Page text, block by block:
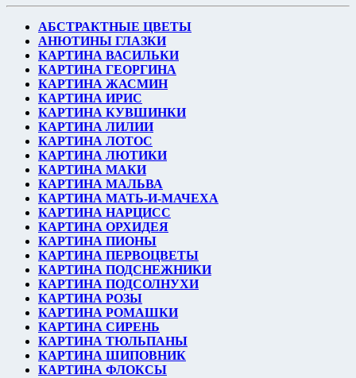
АБСТРАКТНЫЕ ЦВЕТЫ
АНЮТИНЫ ГЛАЗКИ
КАРТИНА ВАСИЛЬКИ
КАРТИНА ГЕОРГИНА
КАРТИНА ЖАСМИН
КАРТИНА ИРИС
КАРТИНА КУВШИНКИ
КАРТИНА ЛИЛИИ
КАРТИНА ЛОТОС
КАРТИНА ЛЮТИКИ
КАРТИНА МАКИ
КАРТИНА МАЛЬВА
КАРТИНА МАТЬ-И-МАЧЕХА
КАРТИНА НАРЦИСС
КАРТИНА ОРХИДЕЯ
КАРТИНА ПИОНЫ
КАРТИНА ПЕРВОЦВЕТЫ
КАРТИНА ПОДСНЕЖНИКИ
КАРТИНА ПОДСОЛНУХИ
КАРТИНА РОЗЫ
КАРТИНА РОМАШКИ
КАРТИНА СИРЕНЬ
КАРТИНА ТЮЛЬПАНЫ
КАРТИНА ШИПОВНИК
КАРТИНА ФЛОКСЫ